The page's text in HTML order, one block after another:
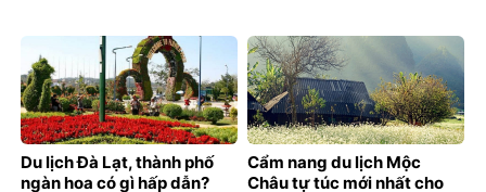
Du lịch Đà Lạt, thành phố
ngàn hoa có gì hấp dẫn?
Cẩm nang du lịch Mộc
Châu tự túc mới nhất cho